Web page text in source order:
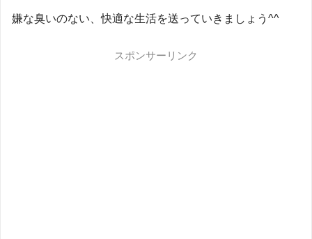
嫌な臭いのない、快適な生活を送っていきましょう^^
スポンサーリンク